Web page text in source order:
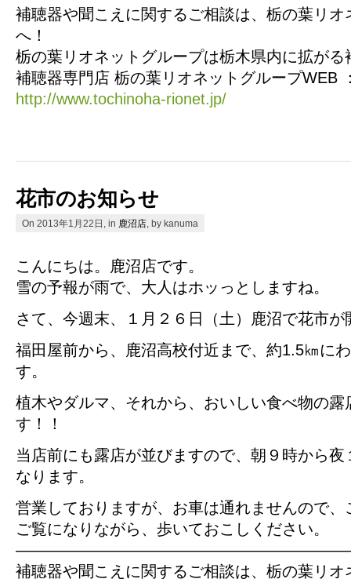
補聴器や聞こえに関するご相談は、栃の葉リオ
へ！
栃の葉リオネットグループは栃木県内に拡がる
補聴器専門店 栃の葉リオネットグループWEB
http://www.tochinoha-rionet.jp/
花市のお知らせ
On 2013年1月22日, in 鹿沼店 , by kanuma
こんにちは。鹿沼店です。
雪の予報が雨で、大人はホッっとしますね。
さて、今週末、１月２６日（土）鹿沼で花市が
福田屋前から、鹿沼高校付近まで、約1.5㎞に
す。
植木やダルマ、それから、おいしい食べ物の露
す！！
当店前にも露店が並びますので、朝９時から
なります。
営業しておりますが、お車は通れませんので
ご覧になりながら、歩いておこしください。
補聴器や聞こえに関するご相談は、栃の葉リオ